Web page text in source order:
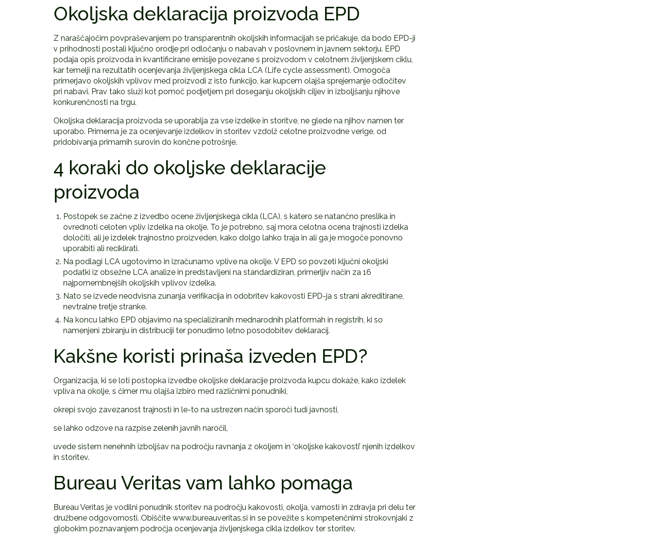
Okoljska deklaracija proizvoda EPD
Z naraščajočim povpraševanjem po transparentnih okoljskih informacijah se pričakuje, da bodo EPD-ji
v prihodnosti postali ključno orodje pri odločanju o nabavah v poslovnem in javnem sektorju. EPD
podaja opis proizvoda in kvantificirane emisije povezane s proizvodom v celotnem življenjskem ciklu,
kar temelji na rezultatih ocenjevanja življenjskega cikla LCA (Life cycle assessment). Omogoča
primerjavo okoljskih vplivov med proizvodi z isto funkcijo, kar kupcem olajša sprejemanje odločitev
pri nabavi. Prav tako služi kot pomoč podjetjem pri doseganju okoljskih ciljev in izboljšanju njihove
konkurenčnosti na trgu.
Okoljska deklaracija proizvoda se uporablja za vse izdelke in storitve, ne glede na njihov namen ter
uporabo. Primerna je za ocenjevanje izdelkov in storitev vzdolž celotne proizvodne verige, od
pridobivanja primarnih surovin do končne potrošnje.
4 koraki do okoljske deklaracije
proizvoda
Postopek se začne z izvedbo ocene življenjskega cikla (LCA), s katero se natančno preslika in
ovrednoti celoten vpliv izdelka na okolje. To je potrebno, saj mora celotna ocena trajnosti izdelka
določiti, ali je izdelek trajnostno proizveden, kako dolgo lahko traja in ali ga je mogoče ponovno
uporabiti ali reciklirati.
Na podlagi LCA ugotovimo in izračunamo vplive na okolje. V EPD so povzeti ključni okoljski
podatki iz obsežne LCA analize in predstavljeni na standardiziran, primerljiv način za 16
najpomembnejših okoljskih vplivov izdelka.
Nato se izvede neodvisna zunanja verifikacija in odobritev kakovosti EPD-ja s strani akreditirane,
nevtralne tretje stranke.
Na koncu lahko EPD objavimo na specializiranih mednarodnih platformah in registrih, ki so
namenjeni zbiranju in distribuciji ter ponudimo letno posodobitev deklaracij.
Kakšne koristi prinaša izveden EPD?
Organizacija, ki se loti postopka izvedbe okoljske deklaracije proizvoda kupcu dokaže, kako izdelek
vpliva na okolje, s čimer mu olajša izbiro med različnimi ponudniki,
okrepi svojo zavezanost trajnosti in le-to na ustrezen način sporoči tudi javnosti,
se lahko odzove na razpise zelenih javnih naročil,
uvede sistem nenehnih izboljšav na področju ravnanja z okoljem in ‘okoljske kakovosti’ njenih izdelkov
in storitev.
Bureau Veritas vam lahko pomaga
Bureau Veritas je vodilni ponudnik storitev na področju kakovosti, okolja, varnosti in zdravja pri delu ter
družbene odgovornosti. Obiščite www.bureauveritas.si in se povežite s kompetenčnimi strokovnjaki z
globokim poznavanjem področja ocenjevanja življenjskega cikla izdelkov ter storitev.